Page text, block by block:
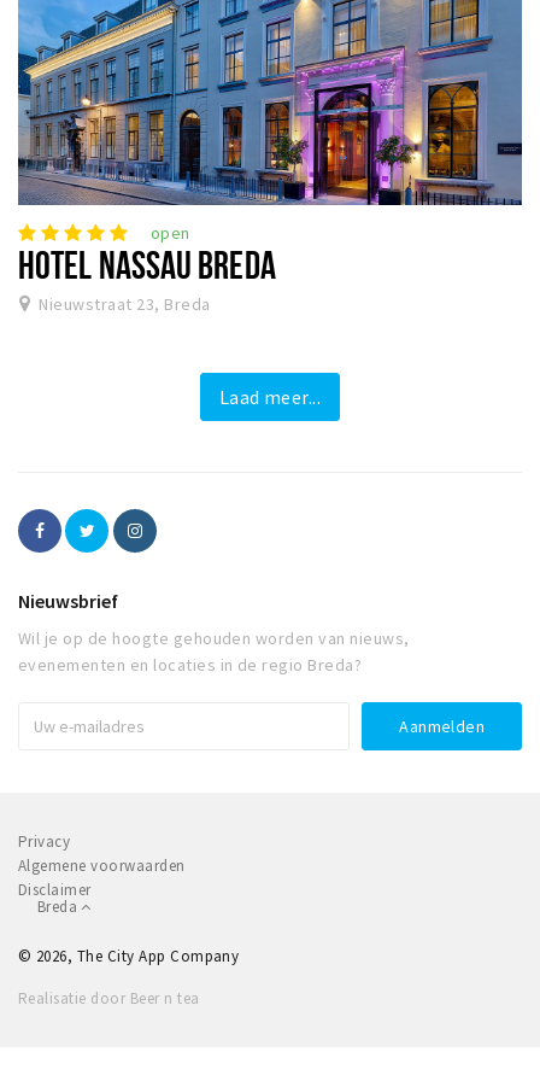
open
HOTEL NASSAU BREDA
Nieuwstraat 23, Breda
Laad meer...
Nieuwsbrief
Wil je op de hoogte gehouden worden van nieuws,
evenementen en locaties in de regio Breda?
Privacy
Algemene voorwaarden
Disclaimer
Breda
© 2026, The City App Company
Realisatie door Beer n tea